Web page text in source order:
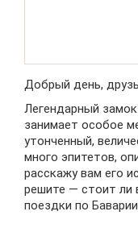
Добрый день,
Легендарный
занимает особое
утонченный,
много эпитетов,
расскажу вам его
решите — стоит ли
поездки по